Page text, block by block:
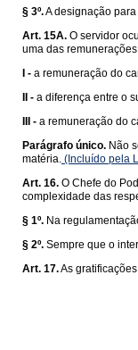
§ 3º.A designação
Art. 15A. O servidor
uma das
I - a remuneração do
II - a diferença entre o
III - a remuneração do
Parágrafo único. Não
matéria. (Incluído pela
Art. 16. O Chefe do
complexidade das
§ 1º. Na
§ 2º. Sempre que o
Art. 17.As